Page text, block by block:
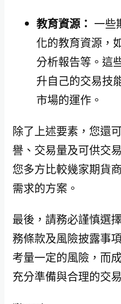
教育資源： 一些
化的教育資源，
分析報告等。這
升自己的交易技
市場的運作。
除了上述要素，您還
譽、交易量及可供交
您多方比較幾家期貨
需求的方案。
最後，請務必謹慎選
務條款及風險披露事
考量一定的風險，而
充分準備與合理的交